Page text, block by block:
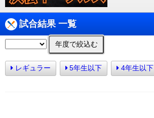
試合結果 一覧
年度で絞込む
レギュラー 5年生以下 4年生以下